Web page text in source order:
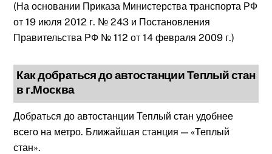
(На основании Приказа Министерства транспорта РФ
от 19 июля 2012 г. № 243 и Постановления
Правительства РФ № 112 от 14 февраля 2009 г.)
Как добраться до автостанции Теплый стан
в г.Москва
Добраться до автостанции Теплый стан удобнее
всего на метро. Ближайшая станция — «Теплый
стан».